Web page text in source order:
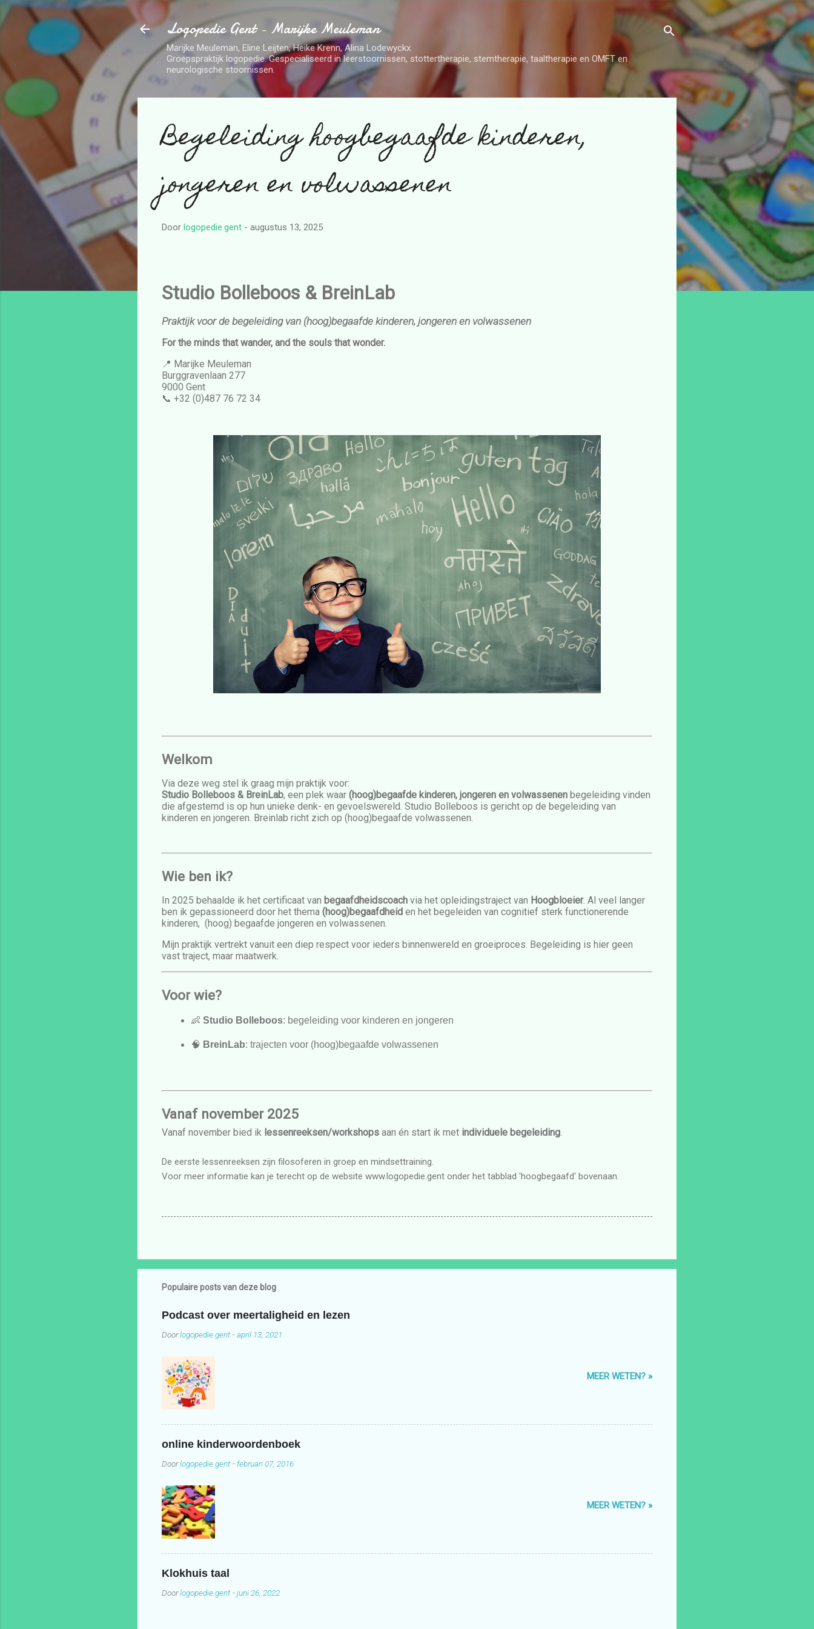
Logopedie Gent - Marijke Meuleman
Marijke Meuleman, Eline Leijten, Heike Krenn, Alina Lodewyckx.
Groepspraktijk logopedie. Gespecialiseerd in leerstoornissen, stottertherapie, stemtherapie, taaltherapie en OMFT en
neurologische stoornissen.
Begeleiding hoogbegaafde kinderen,
jongeren en volwassenen
Door logopedie.gent - augustus 13, 2025
Studio Bolleboos & BreinLab
Praktijk voor de begeleiding van (hoog)begaafde kinderen, jongeren en volwassenen
For the minds that wander, and the souls that wonder.
📍 Marijke Meuleman
Burggravenlaan 277
9000 Gent
📞 +32 (0)487 76 72 34
Welkom
Via deze weg stel ik graag mijn praktijk voor:
Studio Bolleboos & BreinLab, een plek waar (hoog)begaafde kinderen, jongeren en volwassenen begeleiding vinden
die afgestemd is op hun unieke denk- en gevoelswereld. Studio Bolleboos is gericht op de begeleiding van
kinderen en jongeren. Breinlab richt zich op (hoog)begaafde volwassenen.
Wie ben ik?
In 2025 behaalde ik het certificaat van begaafdheidscoach via het opleidingstraject van Hoogbloeier. Al veel langer
ben ik gepassioneerd door het thema (hoog)begaafdheid en het begeleiden van cognitief sterk functionerende
kinderen, (hoog) begaafde jongeren en volwassenen.
Mijn praktijk vertrekt vanuit een diep respect voor ieders binnenwereld en groeiproces. Begeleiding is hier geen
vast traject, maar maatwerk.
Voor wie?
👶 Studio Bolleboos: begeleiding voor kinderen en jongeren
🧠 BreinLab: trajecten voor (hoog)begaafde volwassenen
Vanaf november 2025
Vanaf november bied ik lessenreeksen/workshops aan én start ik met individuele begeleiding.
De eerste lessenreeksen zijn filosoferen in groep en mindsettraining.
Voor meer informatie kan je terecht op de website www.logopedie.gent onder het tabblad 'hoogbegaafd' bovenaan.
Populaire posts van deze blog
Podcast over meertaligheid en lezen
Doorlogopedie.gent -april 13, 2021
MEER WETEN? »
online kinderwoordenboek
Doorlogopedie.gent - februari 07, 2016
MEER WETEN? »
Klokhuis taal
Doorlogopedie.gent -juni 26, 2022